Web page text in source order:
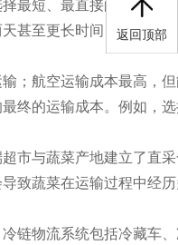
最短、最直接的运输路
甚至更长时间，这会导
；航空运输成本最高，
终的运输成本。例如，
市与蔬菜产地建立了直
致蔬菜在运输过程中经
链物流系统包括冷藏车
返回顶部